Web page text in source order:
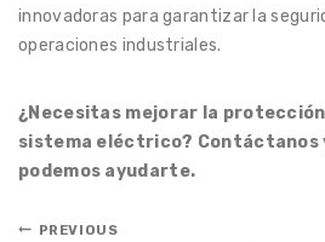
innovadoras para garantizar la
operaciones industriales.
¿Necesitas mejorar la
sistema eléctrico? Contáctanos
podemos ayudarte.
PREVIOUS